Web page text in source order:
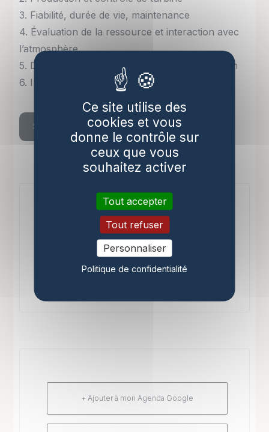
3. Fiabilité, durée de vie, maintenance
4. Évaluation de la ressource et interaction avec
l’atmosphère
5. Développements technologiques dans l’éolien
6. Impact sur l’environnement et la biodiversité
S’inscrire
Partagez cet événement
+ Ajouter à mon Agenda Google
Ce site utilise des
cookies et vous
donne le contrôle sur
ceux que vous
souhaitez activer
Tout accepter
Tout refuser
Personnaliser
Politique de confidentialité